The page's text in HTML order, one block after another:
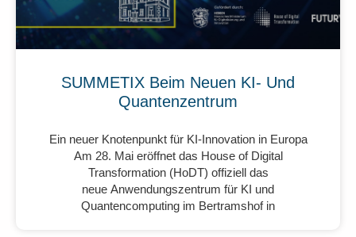
SUMMETIX Beim Neuen KI- Und
Quantenzentrum
Ein neuer Knotenpunkt für KI-Innovation in Europa
Am 28. Mai eröffnet das House of Digital
Transformation (HoDT) offiziell das
neue Anwendungszentrum für KI und
Quantencomputing im Bertramshof in